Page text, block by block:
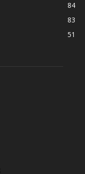
84
83
51